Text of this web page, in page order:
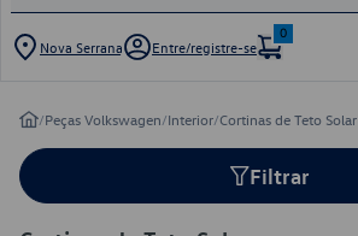
Nova Serrana Entre/registre-se
0
/Peças Volkswagen/Interior/Cortinas de Teto Solar
Filtrar